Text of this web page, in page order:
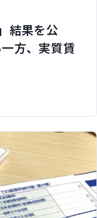
結果を公
方、実質賃